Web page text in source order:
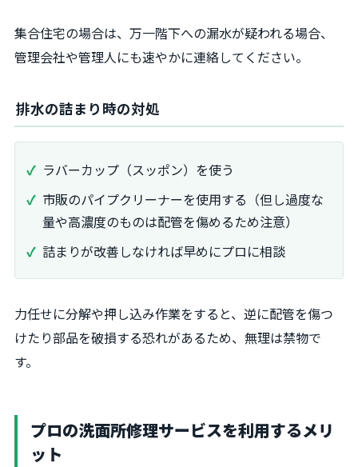
集合住宅の場合は、万一階下への漏水が疑われる場合、
管理会社や管理人にも速やかに連絡してください。
排水の詰まり時の対処
ラバーカップ（スッポン）を使う
市販のパイプクリーナーを使用する（但し過度な
量や高濃度のものは配管を傷めるため注意）
詰まりが改善しなければ早めにプロに相談
力任せに分解や押し込み作業をすると、逆に配管を傷つ
けたり部品を破損する恐れがあるため、無理は禁物で
す。
プロの洗面所修理サービスを利用するメリ
ット